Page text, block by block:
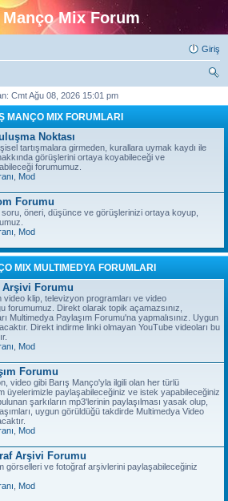
Manço Mix Forum
Giriş
Cmt Ağu 08, 2026 15:01 pm
MANÇO MIX FORUMLARI
Noktası
tartışmalara girmeden, kurallara uymak kaydı ile
görüşlerini ortaya koyabileceği ve
forumumuz.
Mod
Forumu
öneri, düşünce ve görüşlerinizi ortaya koyup,
Mod
MIX MULTIMEDYA FORUMLARI
Arşivi Forumu
video klip, televizyon programları ve video
forumumuz. Direkt olarak topik açamazsınız,
Multimedya Paylaşım Forumu'na yapmalısınız. Uygun
Direkt indirme linki olmayan YouTube videoları bu
Mod
Forumu
video gibi Barış Manço'yla ilgili olan her türlü
üyelerimizle paylaşabileceğiniz ve istek yapabileceğiniz
şarkıların mp3'lerinin paylaşılması yasak olup,
uygun görüldüğü takdirde Multimedya Video
Mod
Arşivi Forumu
görselleri ve fotoğraf arşivlerini paylaşabileceğiniz
Mod